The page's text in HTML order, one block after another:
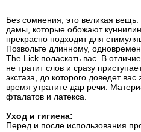
Без сомнения, это великая вещь.
дамы, которые обожают
прекрасно подходит для
Позвольте длинному,
The Lick поласкать вас. В
не тратит слов и сразу
экстаза, до которого доведет
время утратите дар речи.
фталатов и латекса.
Уход и гигиена:
Перед и после использования